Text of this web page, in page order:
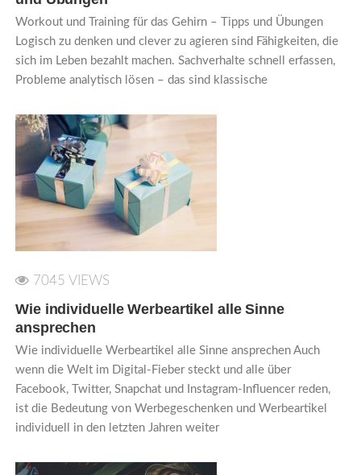
Workout und Training für das Gehirn – Tipps und Übungen
Logisch zu denken und clever zu agieren sind Fähigkeiten, die
sich im Leben bezahlt machen. Sachverhalte schnell erfassen,
Probleme analytisch lösen – das sind klassische
7045 VIEWS
Wie individuelle Werbeartikel alle Sinne
ansprechen
Wie individuelle Werbeartikel alle Sinne ansprechen Auch
wenn die Welt im Digital-Fieber steckt und alle über
Facebook, Twitter, Snapchat und Instagram-Influencer reden,
ist die Bedeutung von Werbegeschenken und Werbeartikel
individuell in den letzten Jahren weiter